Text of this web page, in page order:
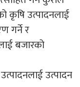
कृषि उत्पादनलाई
गर्ने र
बजारको
उत्पादन